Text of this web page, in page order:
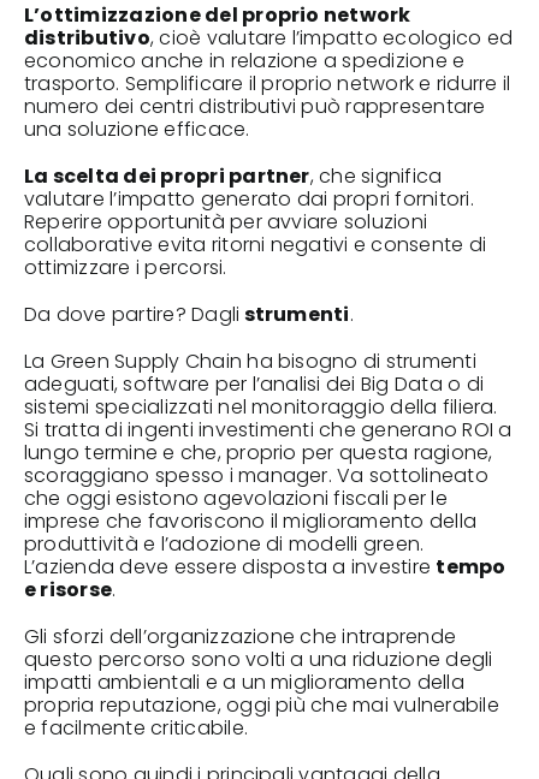
L’ottimizzazione del proprio network
distributivo, cioè valutare l’impatto ecologico ed
economico anche in relazione a spedizione e
trasporto. Semplificare il proprio network e ridurre il
numero dei centri distributivi può rappresentare
una soluzione efficace.
La scelta dei propri partner, che significa
valutare l’impatto generato dai propri fornitori.
Reperire opportunità per avviare soluzioni
collaborative evita ritorni negativi e consente di
ottimizzare i percorsi.
Da dove partire? Dagli strumenti.
La Green Supply Chain ha bisogno di strumenti
adeguati, software per l’analisi dei Big Data o di
sistemi specializzati nel monitoraggio della filiera.
Si tratta di ingenti investimenti che generano ROI a
lungo termine e che, proprio per questa ragione,
scoraggiano spesso i manager. Va sottolineato
che oggi esistono agevolazioni fiscali per le
imprese che favoriscono il miglioramento della
produttività e l’adozione di modelli green.
L’azienda deve essere disposta a investire tempo
e risorse.
Gli sforzi dell’organizzazione che intraprende
questo percorso sono volti a una riduzione degli
impatti ambientali e a un miglioramento della
propria reputazione, oggi più che mai vulnerabile
e facilmente criticabile.